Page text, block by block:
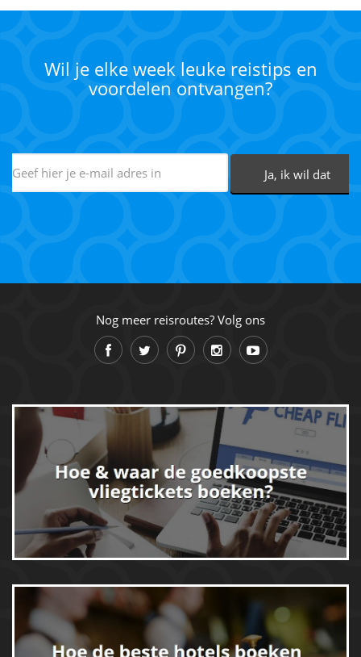
Wil je elke week leuke reistips en
voordelen ontvangen?
Nog meer reisroutes? Volg ons